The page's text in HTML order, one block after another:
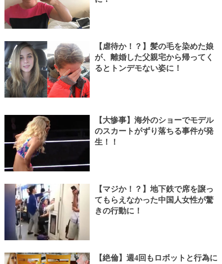
【虐待か！？】髪の毛を染めた娘
が、離婚した父親宅から帰ってく
るとトンデモない姿に！
【大惨事】海外のショーでモデル
のスカートがずり落ちる事件が発
生！！
【マジか！？】地下鉄で席を譲っ
てもらえなかった中国人女性が驚
きの行動に！
【絶倫】週4回もロボットと行為に